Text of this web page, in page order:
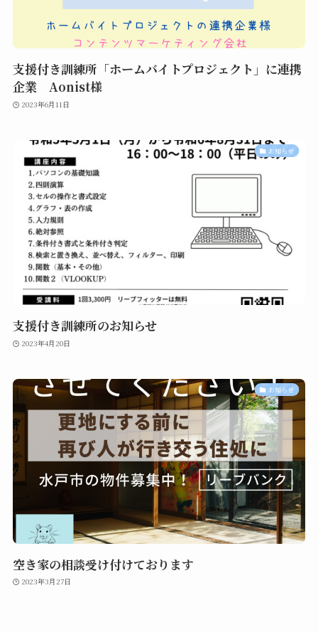
支援付き訓練所「ホームバイトプロジェクト」に連携
企業 Aonist様
2023年6月11日
お知らせ
支援付き訓練所のお知らせ
2023年4月20日
お知らせ
空き家の相談受け付けております
2023年3月27日